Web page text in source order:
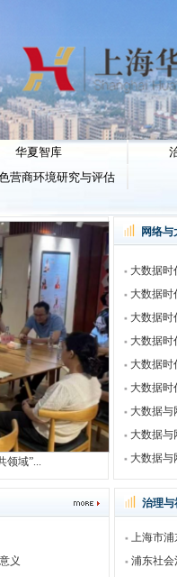
华夏智库
营商环境研究与评估
领域”...
网络与
大数据时
大数据时
大数据时
大数据时
大数据时
大数据时
大数据与
大数据与
大数据与
义
治理与
上海市浦
浦东社会